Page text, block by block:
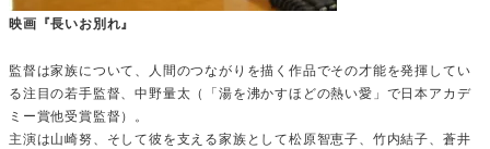
映画『長いお別れ』
監督は家族について、人間のつながりを描く作品でその才能を発揮してい
る注目の若手監督、中野量太（「湯を沸かすほどの熱い愛」で日本アカデ
ミー賞他受賞監督）。
主演は山崎努、そして彼を支える家族として松原智恵子、竹内結子、蒼井